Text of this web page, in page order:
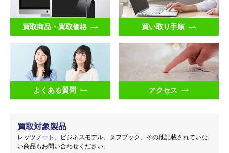
買取商品・買取価格 買い取り手順
よくある質問 アクセス
買取対象製品
レッツノート、ビジネスモデル、タフブック、その他記載されていな
い商品もお問い合わせください。